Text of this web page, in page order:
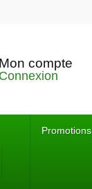
Mon compte
Connexion
Promotions